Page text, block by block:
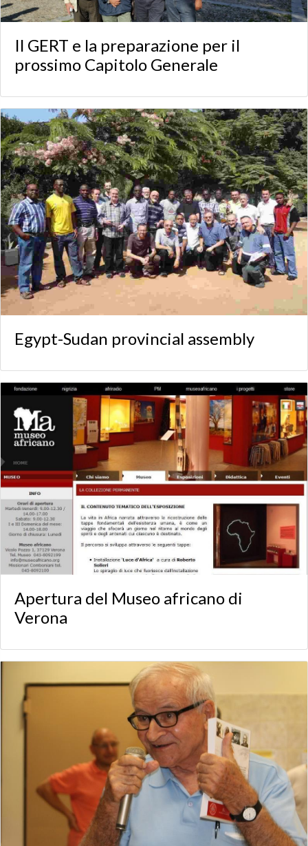
Il GERT e la preparazione per il
prossimo Capitolo Generale
Egypt-Sudan provincial assembly
Apertura del Museo africano di
Verona